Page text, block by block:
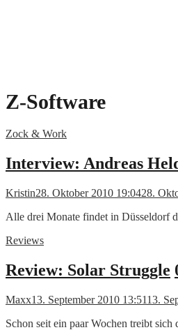
Z-Software
Zock & Work
Interview: Andreas
Kristin28. Oktober 2010 19:0428.
Alle drei Monate findet in Düsseldorf
Reviews
Review: Solar Struggle
Maxx13. September 2010 13:5113.
Schon seit ein paar Wochen treibt